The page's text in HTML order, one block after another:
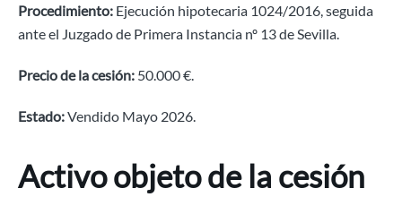
Procedimiento: Ejecución hipotecaria 1024/2016, seguida
ante el Juzgado de Primera Instancia nº 13 de Sevilla.
Precio de la cesión: 50.000 €.
Estado:Vendido Mayo 2026.
Activo objeto de la cesión